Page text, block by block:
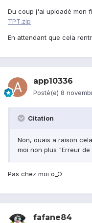
Du coup j'ai uploadé mon
TPT.zip
En attendant que cela
app10336
Posté(e) 8
Citation
Non, ouais a raison
moi non plus "Erreur
Pas chez moi o_O
fafane84